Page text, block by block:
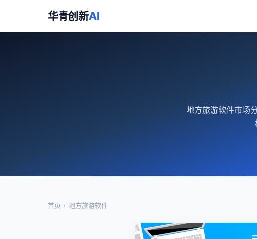
华青创新AI
地方旅游软件市场
首页 › 地方旅游软件